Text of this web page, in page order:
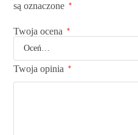
są oznaczone
*
Twoja ocena *
Twoja opinia *